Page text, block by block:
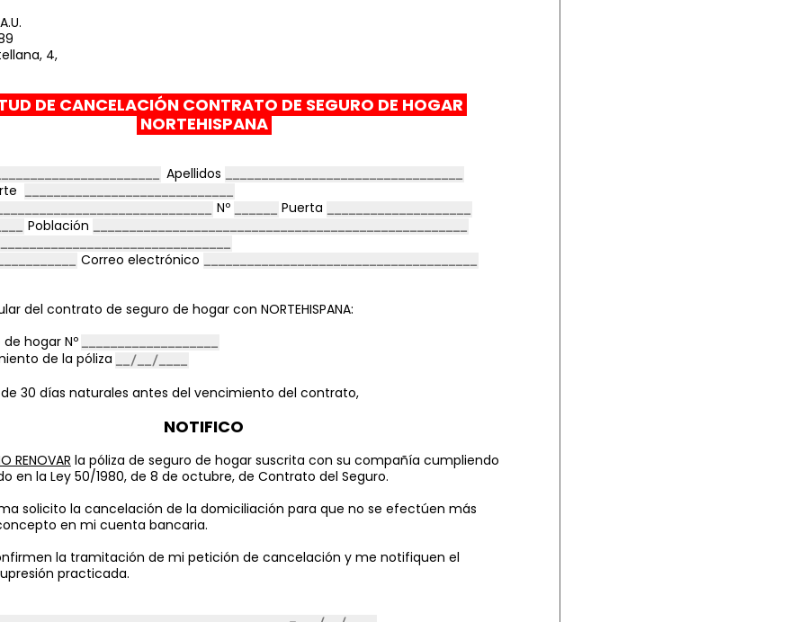
4,
DE CANCELACIÓN CONTRATO DE SEGURO DE HOGAR
NORTEHISPANA
Apellidos
Nº
Puerta
Población
Correo electrónico
del contrato de seguro de hogar con NORTEHISPANA:
hogar Nº
de la póliza
30 días naturales antes del vencimiento del contrato,
NOTIFICO
RENOVAR la póliza de seguro de hogar suscrita con su compañía cumpliendo
en la Ley 50/1980, de 8 de octubre, de Contrato del Seguro.
solicito la cancelación de la domiciliación para que no se efectúen más
en mi cuenta bancaria.
la tramitación de mi petición de cancelación y me notifiquen el
practicada.